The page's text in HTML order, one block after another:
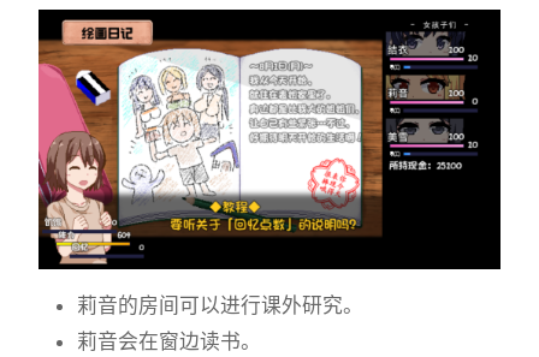
莉音的房间可以进行课外研究。
莉音会在窗边读书。